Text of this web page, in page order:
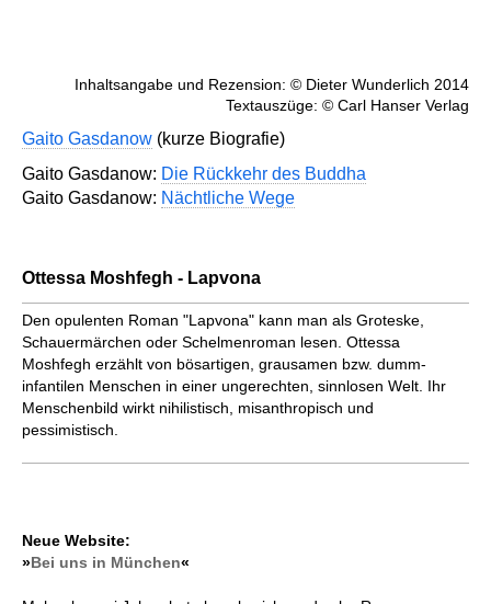
Inhaltsangabe und Rezension: © Dieter Wunderlich 2014
Textauszüge: © Carl Hanser Verlag
Gaito Gasdanow (kurze Biografie)
Gaito Gasdanow: Die Rückkehr des Buddha
Gaito Gasdanow: Nächtliche Wege
Ottessa Moshfegh - Lapvona
Den opulenten Roman "Lapvona" kann man als Groteske,
Schauermärchen oder Schelmenroman lesen. Ottessa
Moshfegh erzählt von bösartigen, grausamen bzw. dumm-
infantilen Menschen in einer ungerechten, sinnlosen Welt. Ihr
Menschenbild wirkt nihilistisch, misanthropisch und
pessimistisch.
Neue Website:
»Bei uns in München«